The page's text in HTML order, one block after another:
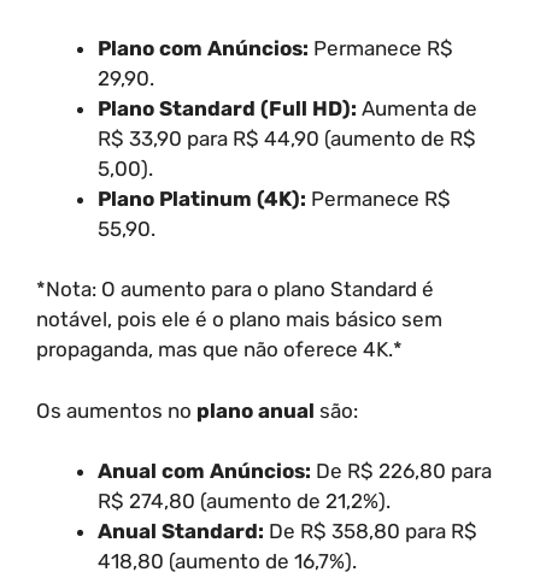
Plano com Anúncios: Permanece R$
29,90.
Plano Standard (Full HD): Aumenta de
R$ 33,90 para R$ 44,90 (aumento de R$
5,00).
Plano Platinum (4K): Permanece R$
55,90.
*Nota: O aumento para o plano Standard é
notável, pois ele é o plano mais básico sem
propaganda, mas que não oferece 4K.*
Os aumentos no plano anual são:
Anual com Anúncios: De R$ 226,80 para
R$ 274,80 (aumento de 21,2%).
Anual Standard: De R$ 358,80 para R$
418,80 (aumento de 16,7%).